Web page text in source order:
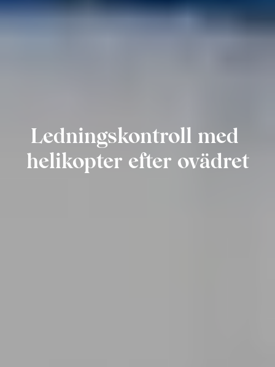
Ledningskontroll med
helikopter efter ovädret